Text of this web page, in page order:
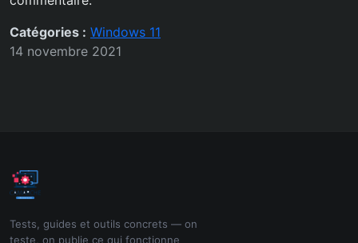
Catégories : Windows 11
14 novembre 2021
Tests, guides et outils concrets — on
teste, on publie ce qui fonctionne